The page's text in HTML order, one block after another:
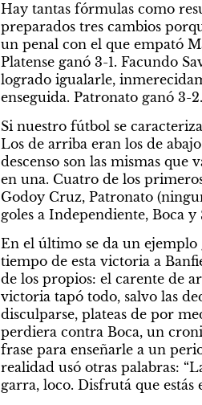
Hay tantas fórmulas como
preparados tres cambios
un penal con el que empató
Platense ganó 3-1. Facundo
logrado igualarle,
enseguida. Patronato ganó 3-2.
Si nuestro fútbol se
Los de arriba eran los de
descenso son las mismas que
en una. Cuatro de los
Godoy Cruz, Patronato
goles a Independiente, Boca y
En el último se da un
tiempo de esta victoria a
de los propios: el carente de
victoria tapó todo, salvo las
disculparse, plateas de por
perdiera contra Boca, un
frase para enseñarle a un
realidad usó otras palabras:
garra, loco. Disfrutá que estás